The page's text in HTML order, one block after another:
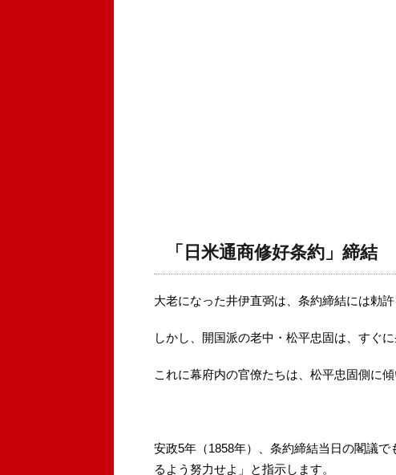
「日米通商修好条約」締結
大老になった井伊直弼は、条約締結には勅
しかし、開国派の老中・松平忠固は、すぐ
これに幕府内の官僚たちは、松平忠固側に傾
安政5年（1858年）、条約締結当日の閣議
るよう努力せよ」と指示します。